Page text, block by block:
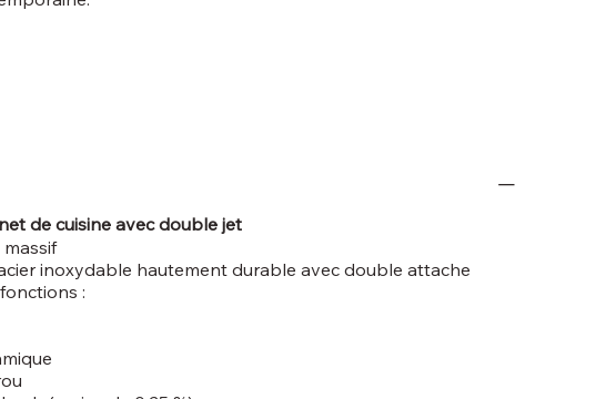
de cuisine avec double jet
inoxydable hautement durable avec double attache
: